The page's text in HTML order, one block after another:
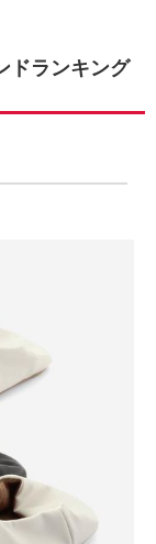
ドランキング